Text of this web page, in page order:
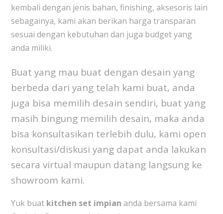
kembali dengan jenis bahan, finishing, aksesoris lain
sebagainya, kami akan berikan harga transparan
sesuai dengan kebutuhan dan juga budget yang
anda miliki.
Buat yang mau buat dengan desain yang
berbeda dari yang telah kami buat, anda
juga bisa memilih desain sendiri, buat yang
masih bingung memilih desain, maka anda
bisa konsultasikan terlebih dulu, kami open
konsultasi/diskusi yang dapat anda lakukan
secara virtual maupun datang langsung ke
showroom kami.
Yuk buat kitchen set impian anda bersama kami